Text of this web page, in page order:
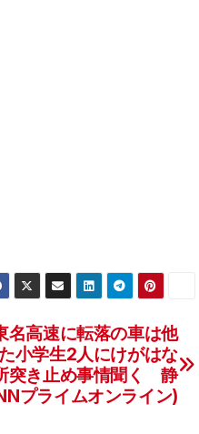
高速に転落の車は他
小学生2人にけがはな
突き止め事情聞く 静
プライムオンライン)